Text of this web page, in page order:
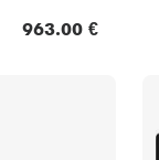
963.00 €